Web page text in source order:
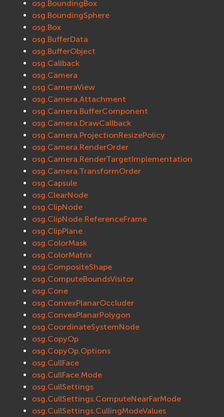
EVremoted
osg.BoundingBox
osg.BoundingSphere
osg.Box
osg.BufferData
osg.BufferObject
osg.Callback
osg.Camera
osg.CameraView
osg.Camera.Attachment
osg.Camera.BufferComponent
osg.Camera.DrawCallback
osg.Camera.ProjectionResizePolicy
osg.Camera.RenderOrder
osg.Camera.RenderTargetImplementation
osg.Camera.TransformOrder
osg.Capsule
osg.ClearNode
osg.ClipNode
osg.ClipNode.ReferenceFrame
osg.ClipPlane
osg.ColorMask
osg.ColorMatrix
osg.CompositeShape
osg.ComputeBoundsVisitor
osg.Cone
osg.ConvexPlanarOccluder
osg.ConvexPlanarPolygon
osg.CoordinateSystemNode
osg.CopyOp
osg.CopyOp.Options
osg.CullFace
osg.CullFace.Mode
osg.CullSettings
osg.CullSettings.ComputeNearFarMode
osg.CullSettings.CullingModeValues